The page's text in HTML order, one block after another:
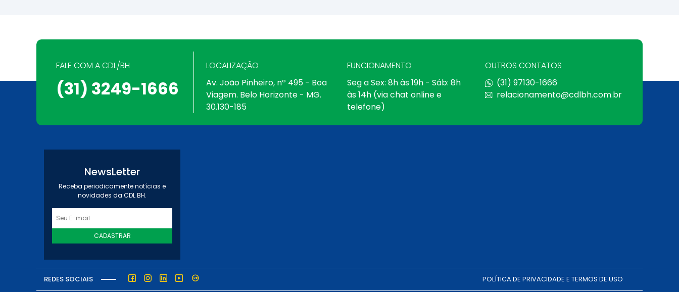
FALE COM A CDL/BH
(31) 3249-1666
LOCALIZAÇÃO
Av. João Pinheiro, nº 495 - Boa
Viagem. Belo Horizonte - MG.
30.130-185
FUNCIONAMENTO
Seg a Sex: 8h às 19h - Sáb: 8h
às 14h (via chat online e
telefone)
OUTROS CONTATOS
(31) 97130-1666
relacionamento@cdlbh.com.br
NewsLetter
Receba periodicamente notícias e
novidades da CDL BH.
CADASTRAR
REDES SOCIAIS POLÍTICA DE PRIVACIDADE E TERMOS DE USO